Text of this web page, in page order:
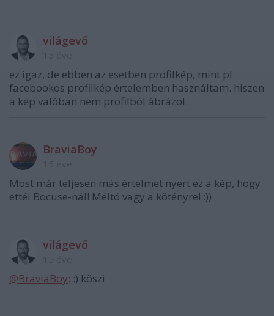
világevő
ez igaz, de ebben az esetben profilkép, mint pl
facebookos profilkép értelemben használtam. hiszen
a kép valóban nem profilból ábrázol.
BraviaBoy
Most már teljesen más értelmet nyert ez a kép, hogy
ettél Bocuse-nál! Méltó vagy a kötényre! :))
világevő
@BraviaBoy: :) köszi